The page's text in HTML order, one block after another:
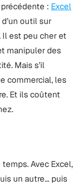
: Excel
d’un outil sur
est peu cher et
manipuler des
Mais s’il
commercial, les
Et ils coûtent
Avec Excel,
un autre… puis